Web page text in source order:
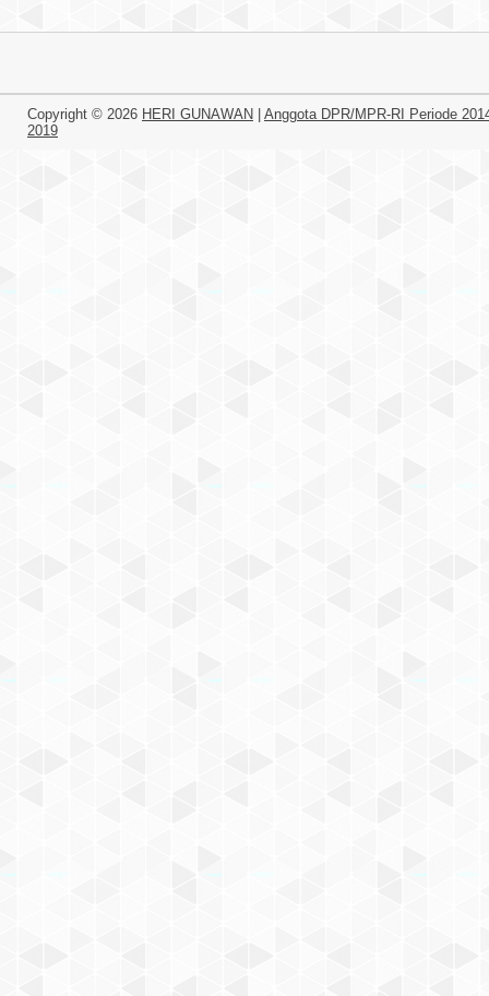
Copyright © 2026 HERI GUNAWAN
Anggota DPR/MPR-RI Periode
2019